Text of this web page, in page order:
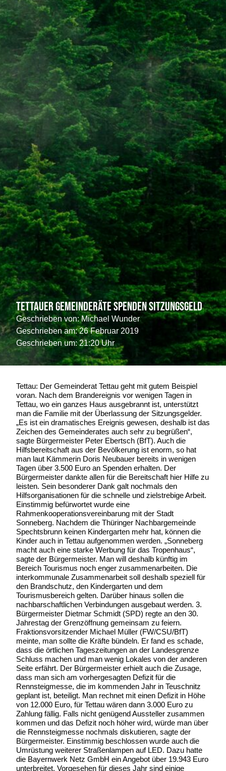
Tettauer Gemeinderäte spenden Sitzungsgeld
Geschrieben von:Michael Wunder
Geschrieben am: 26 Februar 2019
Geschrieben um: 21:20 Uhr
Tettau: Der Gemeinderat Tettau geht mit gutem Beispiel
voran. Nach dem Brandereignis vor wenigen Tagen in
Tettau, wo ein ganzes Haus ausgebrannt ist, unterstützt
man die Familie mit der Überlassung der Sitzungsgelder.
„Es ist ein dramatisches Ereignis gewesen, deshalb ist das
Zeichen des Gemeinderates auch sehr zu begrüßen“,
sagte Bürgermeister Peter Ebertsch (BfT). Auch die
Hilfsbereitschaft aus der Bevölkerung ist enorm, so hat
man laut Kämmerin Doris Neubauer bereits in wenigen
Tagen über 3.500 Euro an Spenden erhalten. Der
Bürgermeister dankte allen für die Bereitschaft hier Hilfe zu
leisten. Sein besonderer Dank galt nochmals den
Hilfsorganisationen für die schnelle und zielstrebige Arbeit.
Einstimmig befürwortet wurde eine
Rahmenkooperationsvereinbarung mit der Stadt
Sonneberg. Nachdem die Thüringer Nachbargemeinde
Spechtsbrunn keinen Kindergarten mehr hat, können die
Kinder auch in Tettau aufgenommen werden. „Sonneberg
macht auch eine starke Werbung für das Tropenhaus“,
sagte der Bürgermeister. Man will deshalb künftig im
Bereich Tourismus noch enger zusammenarbeiten. Die
interkommunale Zusammenarbeit soll deshalb speziell für
den Brandschutz, den Kindergarten und dem
Tourismusbereich gelten. Darüber hinaus sollen die
nachbarschaftlichen Verbindungen ausgebaut werden. 3.
Bürgermeister Dietmar Schmidt (SPD) regte an den 30.
Jahrestag der Grenzöffnung gemeinsam zu feiern.
Fraktionsvorsitzender Michael Müller (FW/CSU/BfT)
meinte, man sollte die Kräfte bündeln. Er fand es schade,
dass die örtlichen Tageszeitungen an der Landesgrenze
Schluss machen und man wenig Lokales von der anderen
Seite erfährt. Der Bürgermeister erhielt auch die Zusage,
dass man sich am vorhergesagten Defizit für die
Rennsteigmesse, die im kommenden Jahr in Teuschnitz
geplant ist, beteiligt. Man rechnet mit einen Defizit in Höhe
von 12.000 Euro, für Tettau wären dann 3.000 Euro zu
Zahlung fällig. Falls nicht genügend Aussteller zusammen
kommen und das Defizit noch höher wird, würde man über
die Rennsteigmesse nochmals diskutieren, sagte der
Bürgermeister. Einstimmig beschlossen wurde auch die
Umrüstung weiterer Straßenlampen auf LED. Dazu hatte
die Bayernwerk Netz GmbH ein Angebot über 19.943 Euro
unterbreitet. Vorgesehen für dieses Jahr sind einige